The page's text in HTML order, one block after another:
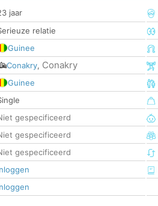
jaar
relatie
Guinee
Conakry, Conakry
Guinee
gespecificeerd
gespecificeerd
gespecificeerd